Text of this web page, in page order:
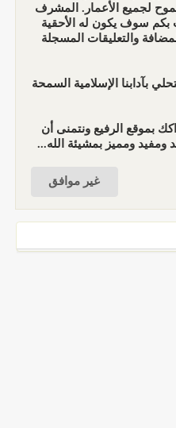
لجميع الأعمار. المشرف
بكم سوف يكون له الأحقية
والتعليقات المسجلة
بآدابنا الإسلامية السمحة
بموقع الرفيع ونتمنى أن
ومفيد ومميز بمشيئة الله...